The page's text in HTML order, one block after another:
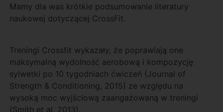
Mamy dla was krótkie podsumowanie literatury
naukowej dotyczącej CrossFit.
Treningi Crossfit wykazały, że poprawiają one
maksymalną wydolność aerobową i kompozycję
sylwetki po 10 tygodniach ćwiczeń (Journal of
Strength & Conditioning, 2015) ze względu na
wysoką moc wyjściową zaangażowaną w treningi
(Smith et al, 2013).